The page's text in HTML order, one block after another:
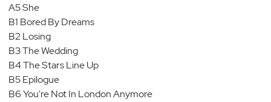
A5 She
B1 Bored By Dreams
B2 Losing
B3 The Wedding
B4 The Stars Line Up
B5 Epilogue
B6 You're Not In London Anymore